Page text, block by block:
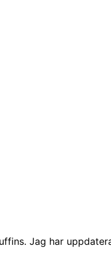
Jag har